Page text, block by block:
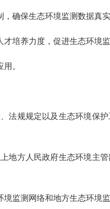
确保生态环境监测数据真实
培养力度，促进生态环境监
。
法规规定以及生态环境保
地方人民政府生态环境主
监测网络和地方生态环境监